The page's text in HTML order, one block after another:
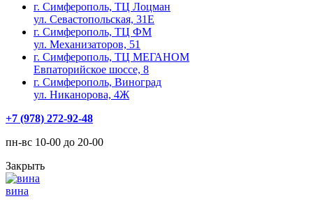
г. Симферополь, ТЦ Лоцман
ул. Севастопольская, 31Е
г. Симферополь, ТЦ ФМ
ул. Механизаторов, 51
г. Симферополь, ТЦ МЕГАНОМ
Евпаторийское шоссе, 8
г. Симферополь, Виноград
ул. Никанорова, 4Ж
+7 (978) 272-92-48
пн-вс 10-00 до 20-00
Закрыть
вина